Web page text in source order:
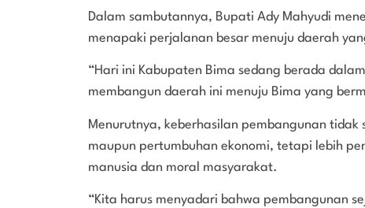
Dalam sambutannya, Bupati Ady Mahyudi
menapaki perjalanan besar menuju daerah
“Hari ini Kabupaten Bima sedang berada
membangun daerah ini menuju Bima yang
Menurutnya, keberhasilan pembangunan
maupun pertumbuhan ekonomi, tetapi lebih
manusia dan moral masyarakat.
“Kita harus menyadari bahwa pembangunan